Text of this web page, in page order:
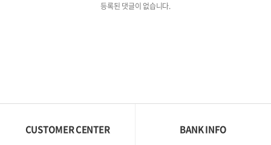
등록된 댓글이 없습니다.
CUSTOMER CENTER BANK INFO